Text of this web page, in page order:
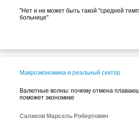
"Нет и не может быть такой "средней
больнице"
Макроэкономика и реальный сектор
Валютные волны: почему отмена
поможет экономике
Салихов Марсель Робертович